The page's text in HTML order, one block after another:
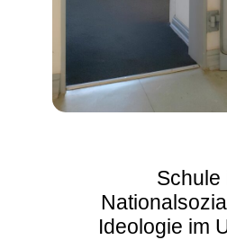
Schule
Ideologie im